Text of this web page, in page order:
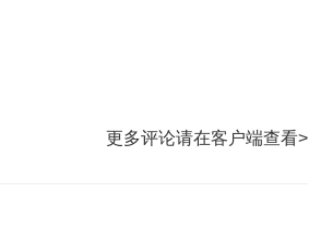
更多评论请在客户端查看>